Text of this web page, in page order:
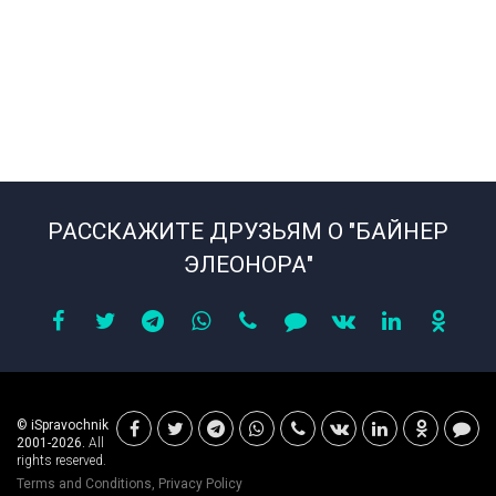
РАССКАЖИТЕ ДРУЗЬЯМ О "БАЙНЕР
ЭЛЕОНОРА"
© iSpravochnik
2001-2026. All
rights reserved.
Terms and Conditions, Privacy Policy